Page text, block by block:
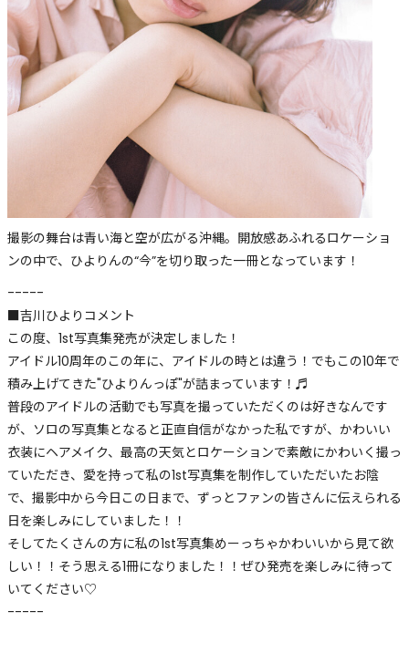
撮影の舞台は青い海と空が広がる沖縄。開放感あふれるロケーショ
ンの中で、ひよりんの“今”を切り取った一冊となっています！
-----
■吉川ひよりコメント
この度、1st写真集発売が決定しました！
アイドル10周年のこの年に、アイドルの時とは違う！でもこの10年で
積み上げてきた"ひよりんっぽ"が詰まっています！♬
普段のアイドルの活動でも写真を撮っていただくのは好きなんです
が、ソロの写真集となると正直自信がなかった私ですが、かわいい
衣装にヘアメイク、最高の天気とロケーションで素敵にかわいく撮っ
ていただき、愛を持って私の1st写真集を制作していただいたお陰
で、撮影中から今日この日まで、ずっとファンの皆さんに伝えられる
日を楽しみにしていました！！
そしてたくさんの方に私の1st写真集めーっちゃかわいいから見て欲
しい！！そう思える1冊になりました！！ぜひ発売を楽しみに待って
いてください♡
-----